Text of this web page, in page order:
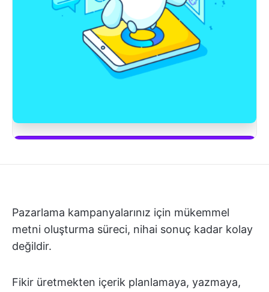
Pazarlama kampanyalarınız için mükemmel
metni oluşturma süreci, nihai sonuç kadar kolay
değildir.
Fikir üretmekten içerik planlamaya, yazmaya,